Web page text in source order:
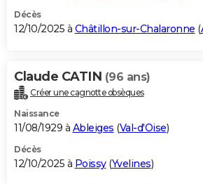
Décès
12/10/2025 à Châtillon-sur-Chalaronne (
Claude CATIN (96 ans)
Créer une cagnotte obsèques
Naissance
11/08/1929 à Ableiges (Val-d'Oise)
Décès
12/10/2025 à Poissy(Yvelines)